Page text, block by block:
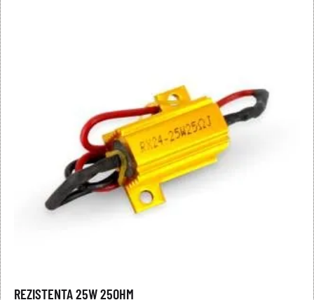
REZISTENTA 25W 25OHM